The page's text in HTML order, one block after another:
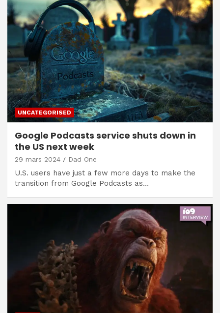
UNCATEGORISED
Google Podcasts service shuts down in
the US next week
29 mars 2024 Dad One
U.S. users have just a few more days to make the
transition from Google Podcasts as…